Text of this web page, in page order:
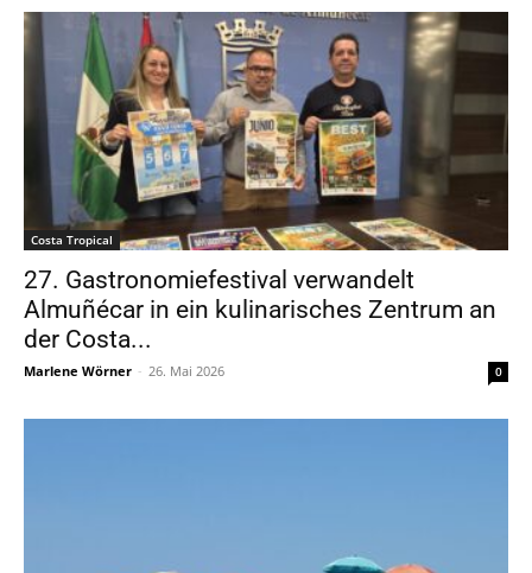
Costa Tropical
27. Gastronomiefestival verwandelt
Almuñécar in ein kulinarisches Zentrum an
der Costa...
Marlene Wörner - 26. Mai 2026 0